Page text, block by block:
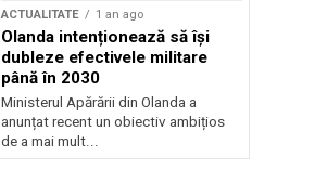
ACTUALITATE 1 an ago
Olanda intenționează să își
dubleze efectivele militare
până în 2030
Ministerul Apărării din Olanda a
anunțat recent un obiectiv ambițios
de a mai mult...